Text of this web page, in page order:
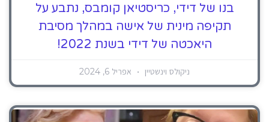
בנו של דידי, כריסטיאן קומבס, נתבע על
תקיפה מינית של אישה במהלך מסיבת
היאכטה של ​​דידי בשנת 2022!
ניקולס וינשטיין אפריל 6, 2024